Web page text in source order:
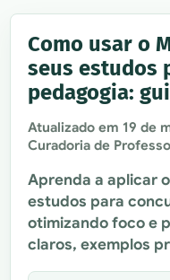
Como usar o
seus estudos
pedagogia:
Atualizado em19 de
Curadoria de
Aprenda a aplicar
estudos para
otimizando foco e
claros, exemplos